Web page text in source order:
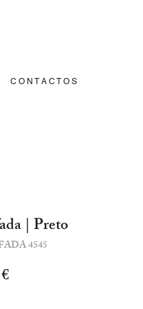
C O N T A C T O S
| Preto
4545
Preço